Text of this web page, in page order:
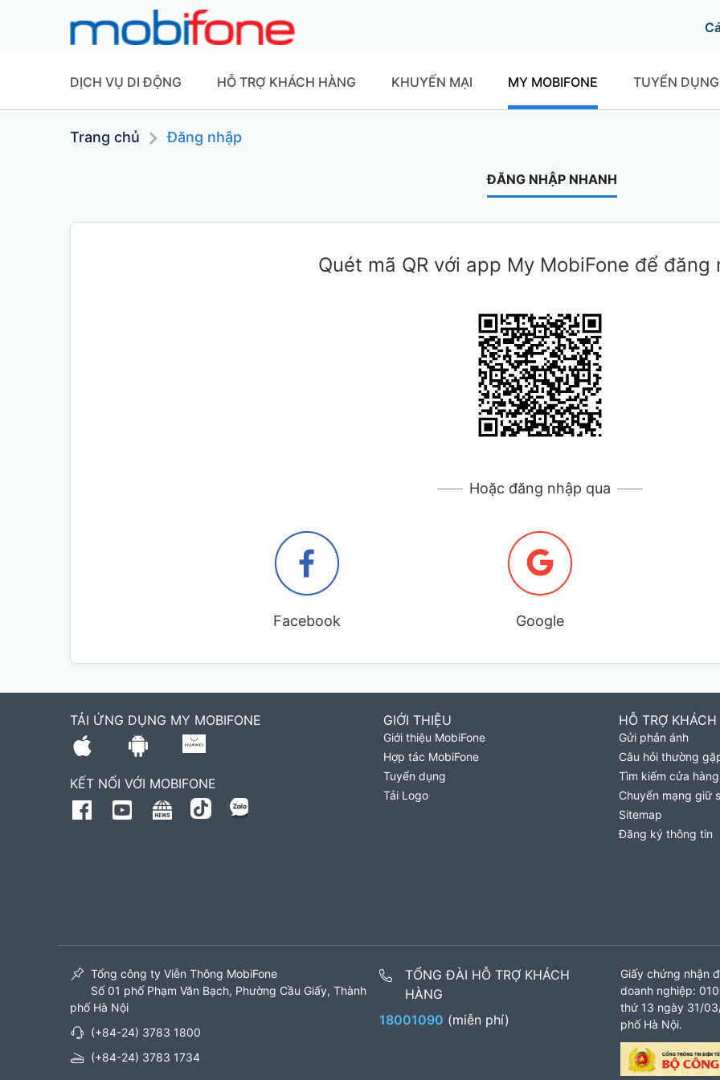
DỊCH VỤ DI ĐỘNG HỖ TRỢ KHÁCH HÀNG KHUYẾN MẠI MY MOBIFONE TUYỂN DỤNG
Trang chủ Đăng nhập
ĐĂNG NHẬP NHANH
Quét mã QR với app My MobiFone để đăng
Hoặc đăng nhập qua
Facebook Google
TẢI ỨNG DỤNG MY MOBIFONE
KẾT NỐI VỚI MOBIFONE
GIỚI THIỆU
Giới thiệu MobiFone
Hợp tác MobiFone
Tuyển dụng
Tải Logo
HỖ TRỢ
Gửi phản ánh
Câu hỏi thường
Tìm kiếm cửa hàng
Chuyển mạng giữ
Sitemap
Đăng ký thông tin
Tổng công ty Viễn Thông MobiFone
Số 01 phố Phạm Văn Bạch, Phường Cầu Giấy, Thành
phố Hà Nội
(+84-24) 3783 1800
(+84-24) 3783 1734
TỔNG ĐÀI HỖ TRỢ KHÁCH
HÀNG
18001090 (miễn phí)
Giấy chứng nhận
doanh nghiệp:
thứ 13 ngày 31/
phố Hà Nội.